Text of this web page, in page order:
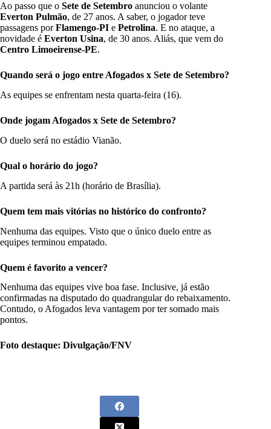
Ao passo que o Sete de Setembro anunciou o volante
Everton Pulmão, de 27 anos. A saber, o jogador teve
passagens porFlamengo-PI e Petrolina. E no ataque, a
novidade é Everton Usina, de 30 anos. Aliás, que vem do
Centro Limoeirense-PE.
Quando será o jogo entre Afogados x Sete de Setembro?
As equipes se enfrentam nesta quarta-feira (16).
Onde jogam Afogados x Sete de Setembro?
O duelo será no estádio Vianão.
Qual o horário do jogo?
A partida será às 21h (horário de Brasília).
Quem tem mais vitórias no histórico do confronto?
Nenhuma das equipes. Visto que o único duelo entre as
equipes terminou empatado.
Quem é favorito a vencer?
Nenhuma das equipes vive boa fase. Inclusive, já estão
confirmadas na disputado do quadrangular do rebaixamento.
Contudo, o Afogados leva vantagem por ter somado mais
pontos.
Foto destaque: Divulgação/FNV